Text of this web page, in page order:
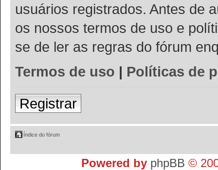
usuários registrados. Antes de
os nossos termos de uso e
se de ler as regras do fórum
Termos de uso | Políticas de
Registrar
Índice do fórum
Powered by phpBB ©